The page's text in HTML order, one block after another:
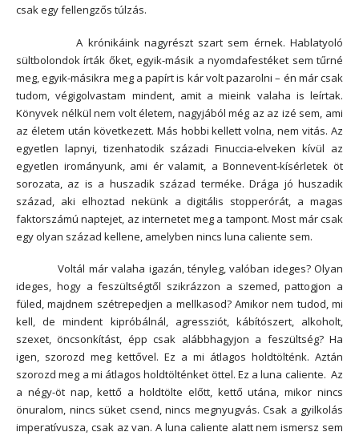
csak egy fellengzős túlzás.
A krónikáink nagyrészt szart sem érnek. Hablatyoló
sültbolondok írták őket, egyik-másik a nyomdafestéket sem tűrné
meg, egyik-másikra meg a papírt is kár volt pazarolni – én már csak
tudom, végigolvastam mindent, amit a mieink valaha is leírtak.
Könyvek nélkül nem volt életem, nagyjából még az az izé sem, ami
az életem után következett. Más hobbi kellett volna, nem vitás. Az
egyetlen lapnyi, tizenhatodik századi Finuccia-elveken kívül az
egyetlen irományunk, ami ér valamit, a Bonnevent-kísérletek öt
sorozata, az is a huszadik század terméke. Drága jó huszadik
század, aki elhoztad nekünk a digitális stopperórát, a magas
faktorszámú naptejet, az internetet meg a tampont. Most már csak
egy olyan század kellene, amelyben nincs luna caliente sem.
Voltál már valaha igazán, tényleg, valóban ideges? Olyan
ideges, hogy a feszültségtől szikrázzon a szemed, pattogjon a
füled, majdnem szétrepedjen a mellkasod? Amikor nem tudod, mi
kell, de mindent kipróbálnál, agressziót, kábítószert, alkoholt,
szexet, öncsonkítást, épp csak alábbhagyjon a feszültség? Ha
igen, szorozd meg kettővel. Ez a mi átlagos holdtölténk. Aztán
szorozd meg a mi átlagos holdtölténket öttel. Ez a luna caliente. Az
a négy-öt nap, kettő a holdtölte előtt, kettő utána, mikor nincs
önuralom, nincs süket csend, nincs megnyugvás. Csak a gyilkolás
imperatívusza, csak az van. A luna caliente alatt nem ismersz sem